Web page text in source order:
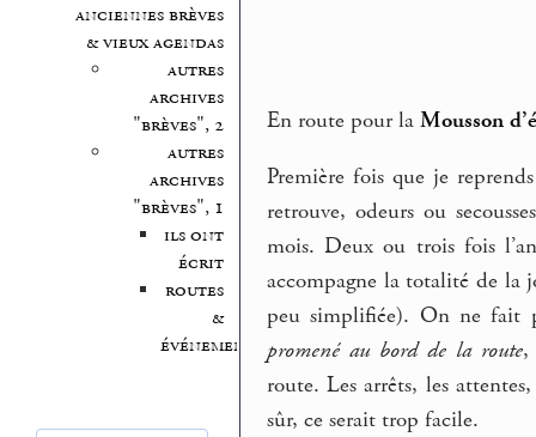
anciennes brèves
& vieux agendas
autres
archives
"brèves", 2
autres
archives
"brèves", 1
ils ont
écrit
routes
&
événements
En route pour laMousson
Première fois que je
retrouve, odeurs ou
mois. Deux ou trois fois
accompagne la totalité de la
peu simplifiée). On ne fait
promené au bord de la route,
route. Les arrêts, les
sûr, ce serait trop facile.